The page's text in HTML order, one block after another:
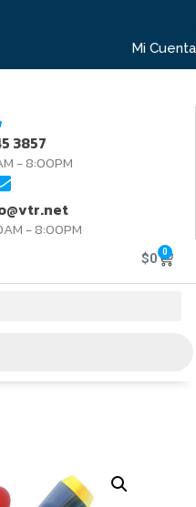
Mi Cuenta
3857
- 8:00PM
- 8:00PM
$0 0